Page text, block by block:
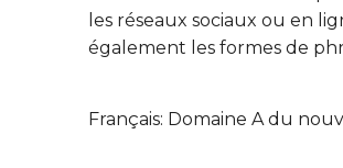
les réseaux sociaux ou en
également les formes de
Français: Domaine A du